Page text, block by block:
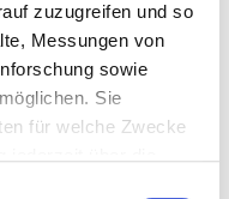
zuzugreifen und so
Messungen von
sowie
Sie
für welche Zwecke